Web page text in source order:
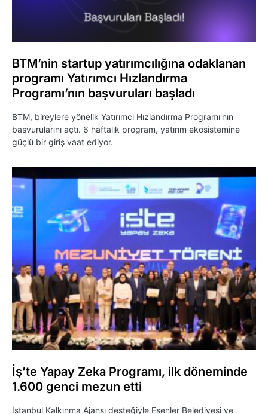
BTM’nin startup yatırımcılığına odaklanan
programı Yatırımcı Hızlandırma
Programı’nın başvuruları başladı
BTM, bireylere yönelik Yatırımcı Hızlandırma Programı'nın
başvurularını açtı. 6 haftalık program, yatırım ekosistemine
güçlü bir giriş vaat ediyor.
İş’te Yapay Zeka Programı, ilk döneminde
1.600 genci mezun etti
İstanbul Kalkınma Ajansı desteğiyle Esenler Belediyesi ve